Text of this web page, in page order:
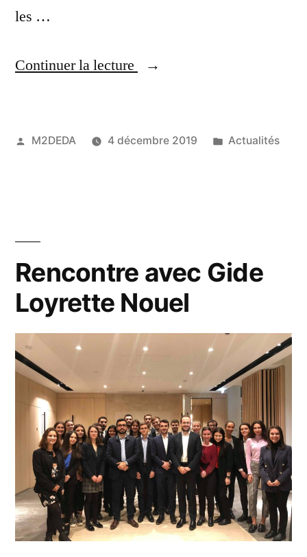
les …
Continuer la lecture
M2DEDA 4 décembre 2019 Actualités
Rencontre avec Gide
Loyrette Nouel